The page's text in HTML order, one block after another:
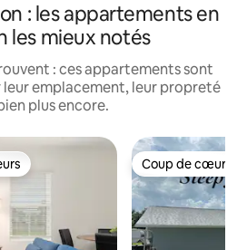
: les appartements en
les mieux notés
: ces appartements sont
emplacement, leur propreté
plus encore.
Coup de cœur
Coup de cœur